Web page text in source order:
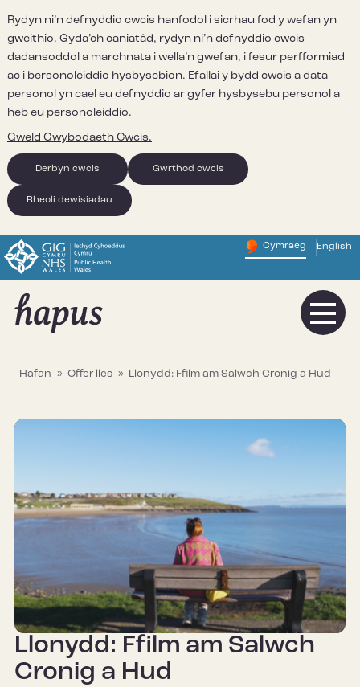
Rydyn ni’n defnyddio cwcis hanfodol i sicrhau fod y wefan yn
gweithio. Gyda’ch caniatâd, rydyn ni’n defnyddio cwcis
dadansoddol a marchnata i wella’n gwefan, i fesur perfformiad
ac i bersonoleiddio hysbysebion. Efallai y bydd cwcis a data
personol yn cael eu defnyddio ar gyfer hysbysebu personol a
heb eu personoleiddio.
Gweld Gwybodaeth Cwcis.
Derbyn cwcis Gwrthod cwcis
Rheoli dewisiadau
Change website
Cymraeg English
– Newid
Hafan » Offer lles » Llonydd: Ffilm am Salwch Cronig a Hud
Llonydd: Ffilm am Salwch
Cronig a Hud